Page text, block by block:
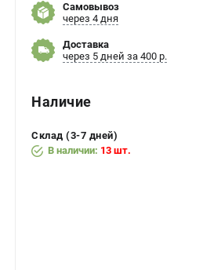
Самовывоз
через 4 дня
Доставка
через 5 дней за 400 р.
Наличие
Склад (3-7 дней)
В наличии: 13 шт.